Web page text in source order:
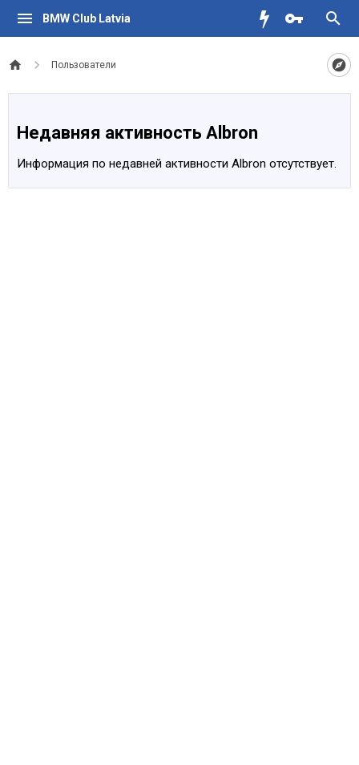
BMW Club Latvia
Пользователи
Недавняя активность Albron
Информация по недавней активности Albron отсутствует.